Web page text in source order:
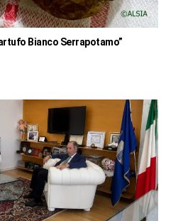
Bianco Serrapotamo”